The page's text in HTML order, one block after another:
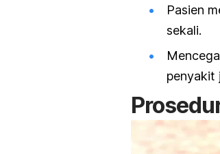
Pasien
sekali.
penyakit